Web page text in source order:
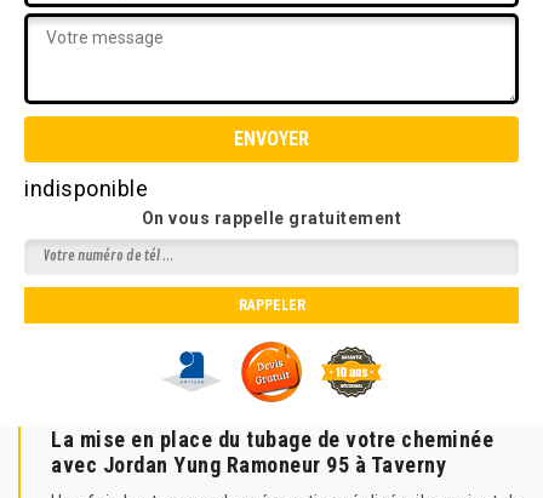
indisponible
On vous rappelle gratuitement
La mise en place du tubage de votre cheminée
avec Jordan Yung Ramoneur 95 à Taverny